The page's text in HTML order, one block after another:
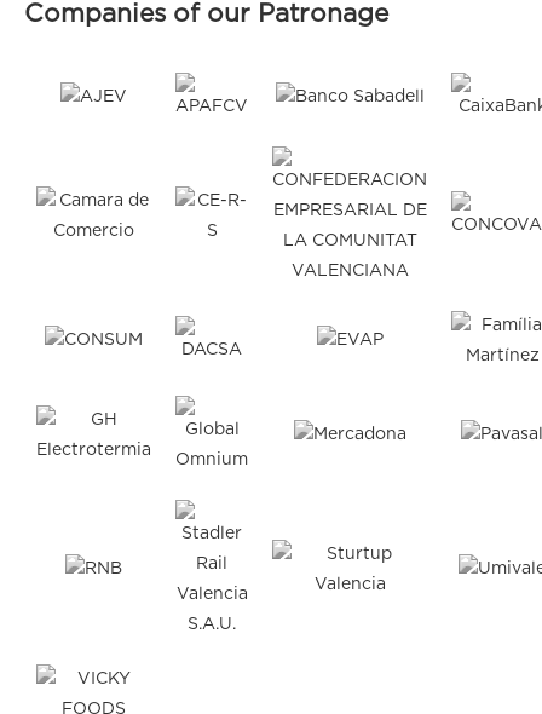
Companies of our Patronage